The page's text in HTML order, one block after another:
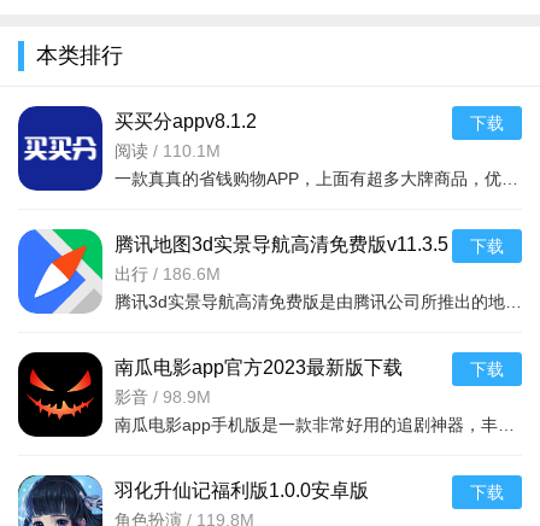
开启，更多全新副本的探索之路正迎面袭来。
3、经典的虚拟按键布局中，多样酷炫的大招技能连击，开启
你的全新对决。
游戏玩法：
1、游戏的基本操作按键：AD左右移动，S防御，J攻击/确
定，K跳跃。按U键可以使出远攻，鼬的常规乌鸦攻击。
2、按I键可以使出小绝招，豪火球之术，威力差强人意，但使
用组合键W+I，使出的火遁小绝招威力要大些，覆盖范围广。
3、组合键W+U使出的招数：先抛出风魔手里剑，再吐豪火
球，同时对空和对地攻击。
4、有些时候按O键召唤伙伴也是不错的方式，宇智波鼬搭配
宇智波斑，宇智波家族的战斗。
本类排行
买买分appv8.1.2
阅读 / 110.1M
下载
腾讯地图3d实景导航高清免费版v11.3.5
安卓版
出行 / 186.6M
下载
南瓜电影app官方2023最新版下载
v9.3.4手机版
影音 / 98.9M
下载
羽化升仙记福利版1.0.0安卓版
角色扮演 / 119.8M
下载